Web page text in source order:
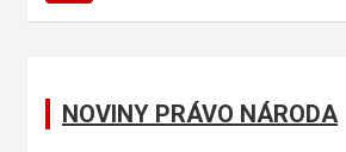
NOVINY PRÁVO NÁRODA